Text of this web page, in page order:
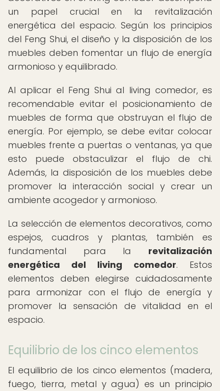
un papel crucial en la revitalización
energética del espacio. Según los principios
del Feng Shui, el diseño y la disposición de los
muebles deben fomentar un flujo de energía
armonioso y equilibrado.
Al aplicar el Feng Shui al living comedor, es
recomendable evitar el posicionamiento de
muebles de forma que obstruyan el flujo de
energía. Por ejemplo, se debe evitar colocar
muebles frente a puertas o ventanas, ya que
esto puede obstaculizar el flujo de chi.
Además, la disposición de los muebles debe
promover la interacción social y crear un
ambiente acogedor y armonioso.
La selección de elementos decorativos, como
espejos, cuadros y plantas, también es
fundamental para la revitalización
energética del living comedor. Estos
elementos deben elegirse cuidadosamente
para armonizar con el flujo de energía y
promover la sensación de vitalidad en el
espacio.
Equilibrio de los cinco elementos
El equilibrio de los cinco elementos (madera,
fuego, tierra, metal y agua) es un principio